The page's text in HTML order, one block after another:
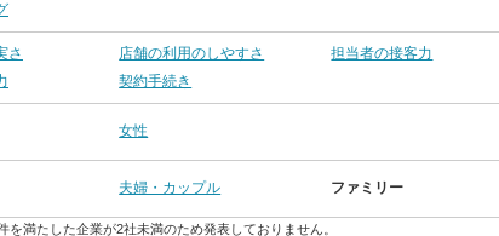
さ 店舗の利用のしやすさ
担当者の接客力
契約手続き
女性
夫婦・カップル ファミリー
満たした企業が2社未満のため発表しておりません。